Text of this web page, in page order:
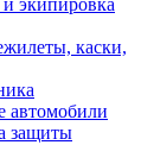
экипировка
каски,
автомобили
защиты